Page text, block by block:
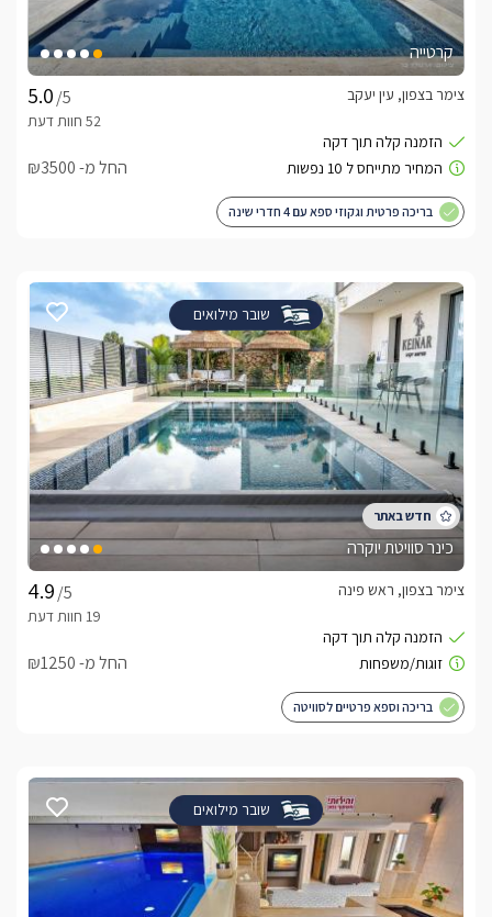
קרטייה
/5
צימר בצפון, עין יעקב
החל מ- ₪3500
בריכה פרטית וגקוזי ספא עם 4 חדרי שינה
שובר מילואים
כינר סוויטת יוקרה
/5
צימר בצפון, ראש פינה
החל מ- ₪1250
בריכה וספא פרטיים לסוויטה
שובר מילואים